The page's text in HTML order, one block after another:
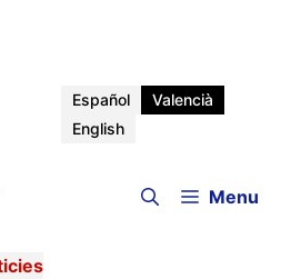
Español
Valencià
English
Menu